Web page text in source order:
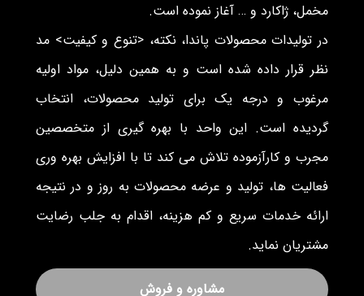
مخمل، ژاکارد و … آغاز نموده است.
در تولیدات محصولات پاندا، نکته، <تنوع و کیفیت> مد
نظر قرار داده شده است و به همین دلیل، مواد اولیه
مرغوب و درجه یک برای تولید محصولات، انتخاب
گردیده است. این واحد با بهره گیری از متخصصین
مجرب و کارآزموده تلاش می کند تا با افزایش بهره وری
فعالیت ها، تولید و عرضه محصولات به روز و در نتیجه
ارائه خدمات سریع و کم هزینه، اقدام به جلب رضایت
مشتریان نماید.
مشاوره و فروش